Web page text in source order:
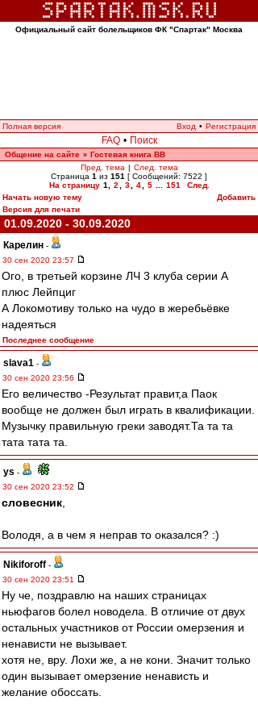
Официальный сайт болельщиков ФК "Спартак" Москва
Полная версия Вход • Регистрация
FAQ • Поиск
Общение на сайте » Гостевая книга ВВ
Пред. тема | След. тема
Страница 1 из 151 [ Сообщений: 7522 ]
На страницу 1 2 3 4 5 151
След.
Начать новую тему
Добавить
Версия для печати
01.09.2020 - 30.09.2020
Карелин -
30 сен 2020 23:57
Ого, в третьей корзине ЛЧ 3 клуба серии А
плюс Лейпциг
А Локомотиву только на чудо в жеребьёвке
надеяться
Последнее сообщение
slava1 -
30 сен 2020 23:56
Его величество -Результат правит,а Паок
вообще не должен был играть в квалификации.
Музычку правильную греки заводят.Та та та
тата тата та.
ys -
30 сен 2020 23:52
словесник
Володя, а в чем я неправ то оказался? :)
Nikiforoff -
30 сен 2020 23:51
Ну че, поздравлю на наших страницах
ньюфагов болел новодела. В отличие от двух
остальных участников от России омерзения и
ненависти не вызывает.
хотя не, вру. Лохи же, а не кони. Значит только
один вызывает омерзение ненависть и
желание обоссать.